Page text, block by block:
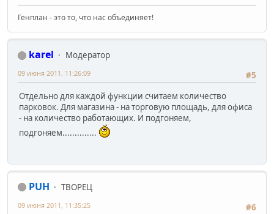
Генплан - это то, что нас объединяет!
karel
Модератор
#5
09 июня 2011, 11:26:09
Отдельно для каждой функции считаем количество
парковок. Для магазина - на торговую площадь, для офиса
- на количество работающих. И подгоняем,
подгоняем..............
PUH
ТВОРЕЦ
#6
09 июня 2011, 11:35:25